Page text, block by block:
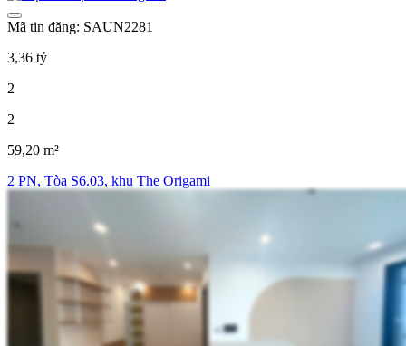
Mã tin đăng: SAUN2281
3,36 tỷ
2
2
59,20 m²
2 PN, Tòa S6.03, khu The Origami